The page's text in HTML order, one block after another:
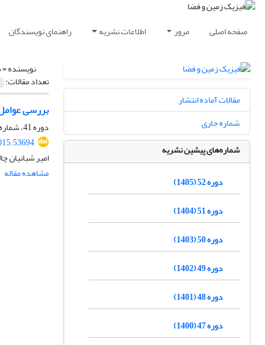
صفحه اصلی مرور اطلاعات نشریه راهنمای نویسندگان
نویسنده =
تعداد مقالات:
بررسی عوامل
دوره 41، شماره 3، پاییز 1394، صفحه
امیر شبانیان
مشاهده مقاله
مقالات آماده انتشار
شماره جاری
شماره‌های پیشین نشریه
دوره 52 (1405)
دوره 51 (1404)
دوره 50 (1403)
دوره 49 (1402)
دوره 48 (1401)
دوره 47 (1400)